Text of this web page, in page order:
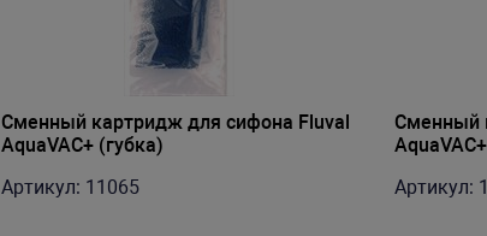
Сменный картридж для сифона Fluval
AquaVAC+ (губка)
Артикул: 11065
Сменный
Артикул: